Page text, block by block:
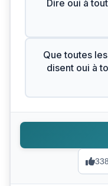
Dire oui à
Que toutes
disent oui à
338